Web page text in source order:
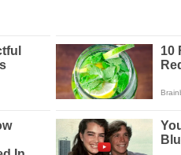
2026 di Roma